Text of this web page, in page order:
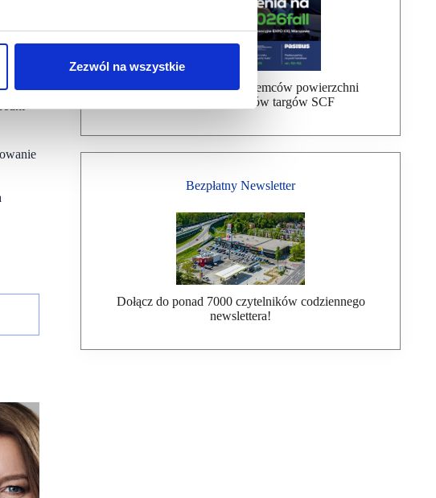
Zezwól na wszystkie
Bezpłatna wysyłka dla najemców powierzchni
handlowej, uczestników targów SCF
Bezpłatny Newsletter
Dołącz do ponad 7000 czytelników codziennego
newslettera!